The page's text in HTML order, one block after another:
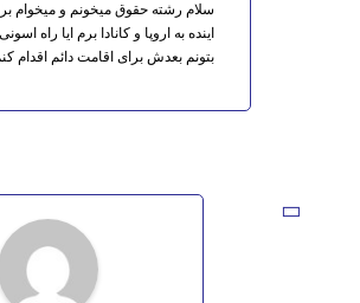
سلام رشته حقوق ميخونم و ميخوام
اينده به اروپا و كانادا برم ايا راه
بتونم بعدش براى اقامت دائم اقدام